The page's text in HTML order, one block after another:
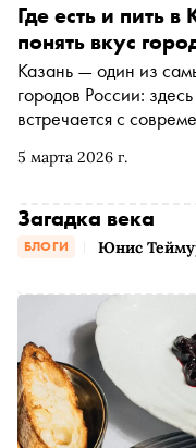
5 марта 2026 г.
Где есть и пить
понять вкус
Казань — один из
городов России:
встречается с
ресторанов с
рассказывает о
отражают
БЛОГИ Юнис
Загадка века